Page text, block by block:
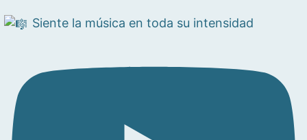
Siente la música en toda su intensidad